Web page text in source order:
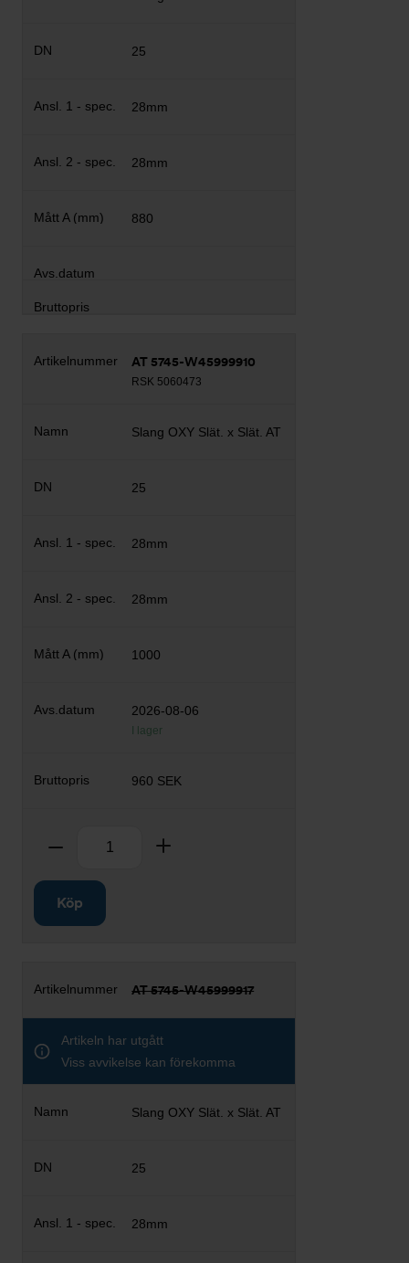
25
28mm
28mm
880
AT 5745-W45999910
RSK 5060473
Slang OXY Slät. x Slät. AT
25
28mm
28mm
1000
2026-08-06
I lager
960 SEK
Ta bort
Köp
AT 5745-W45999917
Artikeln har utgått
Viss avvikelse kan förekomma
Slang OXY Slät. x Slät. AT
25
28mm